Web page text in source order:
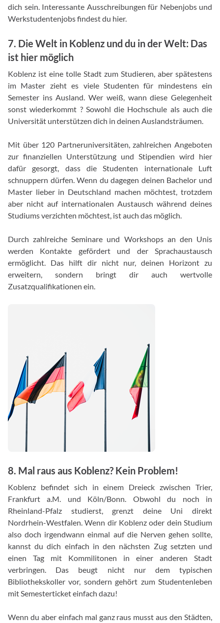
dich sein. Interessante Ausschreibungen für Nebenjobs und
Werkstudentenjobs findest du hier.
7. Die Welt in Koblenz und du in der Welt: Das
ist hier möglich
Koblenz ist eine tolle Stadt zum Studieren, aber spätestens
im Master zieht es viele Studenten für mindestens ein
Semester ins Ausland. Wer weiß, wann diese Gelegenheit
sonst wiederkommt ? Sowohl die Hochschule als auch die
Universität unterstützen dich in deinen Auslandsträumen.
Mit über 120 Partneruniversitäten, zahlreichen Angeboten
zur finanziellen Unterstützung und Stipendien wird hier
dafür gesorgt, dass die Studenten internationale Luft
schnuppern dürfen. Wenn du dagegen deinen Bachelor und
Master lieber in Deutschland machen möchtest, trotzdem
aber nicht auf internationalen Austausch während deines
Studiums verzichten möchtest, ist auch das möglich.
Durch zahlreiche Seminare und Workshops an den Unis
werden Kontakte gefördert und der Sprachaustausch
ermöglicht. Das hilft dir nicht nur, deinen Horizont zu
erweitern, sondern bringt dir auch wertvolle
Zusatzqualifikationen ein.
8. Mal raus aus Koblenz? Kein Problem!
Koblenz befindet sich in einem Dreieck zwischen Trier,
Frankfurt a.M. und Köln/Bonn. Obwohl du noch in
Rheinland-Pfalz studierst, grenzt deine Uni direkt
Nordrhein-Westfalen. Wenn dir Koblenz oder dein Studium
also doch irgendwann einmal auf die Nerven gehen sollte,
kannst du dich einfach in den nächsten Zug setzten und
einen Tag mit Kommilitonen in einer anderen Stadt
verbringen. Das beugt nicht nur dem typischen
Bibliothekskoller vor, sondern gehört zum Studentenleben
mit Semesterticket einfach dazu!
Wenn du aber einfach mal ganz raus musst aus den Städten,